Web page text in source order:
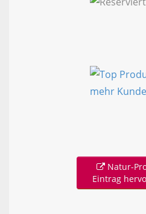
Natur-
Eintrag